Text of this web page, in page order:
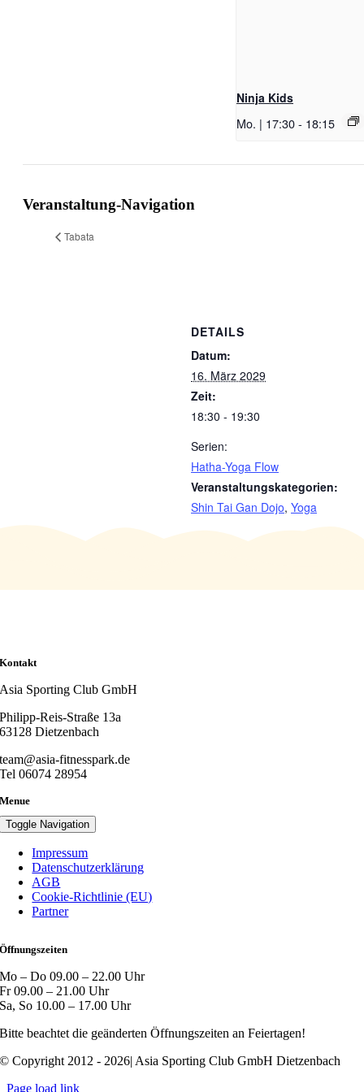
Ninja Kids
Mo. | 17:30- 18:15
Veranstaltung-Navigation
Tabata
DETAILS
Datum:
16. März 2029
Zeit:
18:30 - 19:30
Serien:
Hatha-Yoga Flow
Veranstaltungskategorien:
Shin Tai Gan Dojo, Yoga
Kontakt
Asia Sporting Club GmbH
Philipp-Reis-Straße 13a
63128 Dietzenbach
team@asia-fitnesspark.de
Tel 06074 28954
Menue
Toggle Navigation
Impressum
Datenschutzerklärung
AGB
Cookie-Richtlinie (EU)
Partner
Öffnungszeiten
Mo – Do 09.00 – 22.00 Uhr
Fr 09.00 – 21.00 Uhr
Sa, So 10.00 – 17.00 Uhr
Bitte beachtet die geänderten Öffnungszeiten an Feiertagen!
© Copyright 2012 - 2026| Asia Sporting Club GmbH Dietzenbach
Page load link